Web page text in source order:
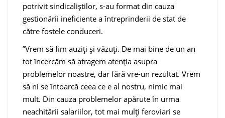
potrivit sindicaliștilor, s-au format din cauza
gestionării ineficiente a întreprinderii de stat de
către fostele conduceri.
”Vrem să fim auziți și văzuți. De mai bine de un an
tot încercăm să atragem atenția asupra
problemelor noastre, dar fără vre-un rezultat. Vrem
să ni se întoarcă ceea ce e al nostru, nimic mai
mult. Din cauza problemelor apărute în urma
neachitării salariilor, tot mai mulți feroviari se